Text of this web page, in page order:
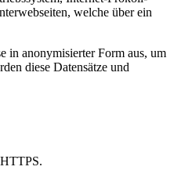
welche über ein
in anonymisierter Form aus, um
diese Datensätze und